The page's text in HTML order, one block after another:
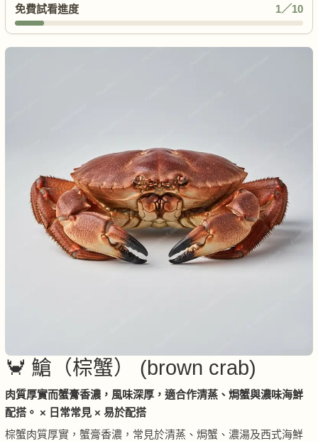
免費試看進度 1／10
🦀 䱽（棕蟹） (brown crab)
肉質厚實而蟹膏香濃，風味深厚，適合作清蒸、焗蟹與濃味海鮮
配搭。 × 日常常見 × 易於配搭
棕蟹肉質厚實，蟹膏香濃，常見於清蒸、焗蟹、濃湯及西式海鮮